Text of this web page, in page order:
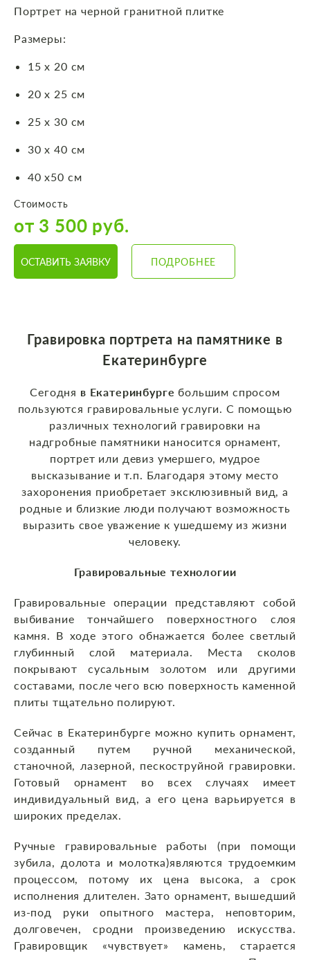
Портрет на черной гранитной плитке
Размеры:
15 х 20 см
20 х 25 см
25 х 30 см
30 х 40 см
40 х50 см
Стоимость
от 3 500 руб.
ОСТАВИТЬ ЗАЯВКУ ПОДРОБНЕЕ
Гравировка портрета на памятнике в
Екатеринбурге
Сегодня в Екатеринбурге большим спросом
пользуются гравировальные услуги. С помощью
различных технологий гравировки на
надгробные памятники наносится орнамент,
портрет или девиз умершего, мудрое
высказывание и т.п. Благодаря этому место
захоронения приобретает эксклюзивный вид, а
родные и близкие люди получают возможность
выразить свое уважение к ушедшему из жизни
человеку.
Гравировальные технологии
Гравировальные операции представляют собой
выбивание тончайшего поверхностного слоя
камня. В ходе этого обнажается более светлый
глубинный слой материала. Места сколов
покрывают сусальным золотом или другими
составами, после чего всю поверхность каменной
плиты тщательно полируют.
Сейчас в Екатеринбурге можно купить орнамент,
созданный путем ручной механической,
станочной, лазерной, пескоструйной гравировки.
Готовый орнамент во всех случаях имеет
индивидуальный вид, а его цена варьируется в
широких пределах.
Ручные гравировальные работы (при помощи
зубила, долота и молотка)являются трудоемким
процессом, потому их цена высока, а срок
исполнения длителен. Зато орнамент, вышедший
из-под руки опытного мастера, неповторим,
долговечен, сродни произведению искусства.
Гравировщик «чувствует» камень, старается